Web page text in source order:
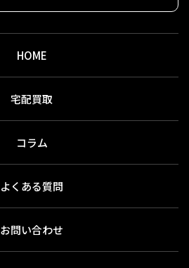
HOME
宅配買取
コラム
よくある質問
お問い合わせ